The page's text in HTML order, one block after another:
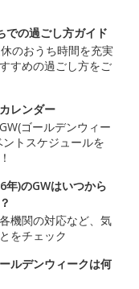
での過ごし方ガイド
のおうち時間を充実
すめの過ごし方をご
レンダー
ゴールデンウィー
トスケジュールを
年)のGWはいつから
機関の対応など、気
をチェック
ルデンウィークは何